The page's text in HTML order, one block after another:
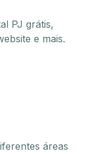
PJ grátis,
e mais.
áreas